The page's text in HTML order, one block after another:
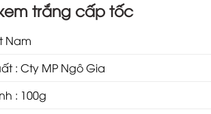
trắng cấp tốc
Nam
: Cty MP Ngô Gia
: 100g